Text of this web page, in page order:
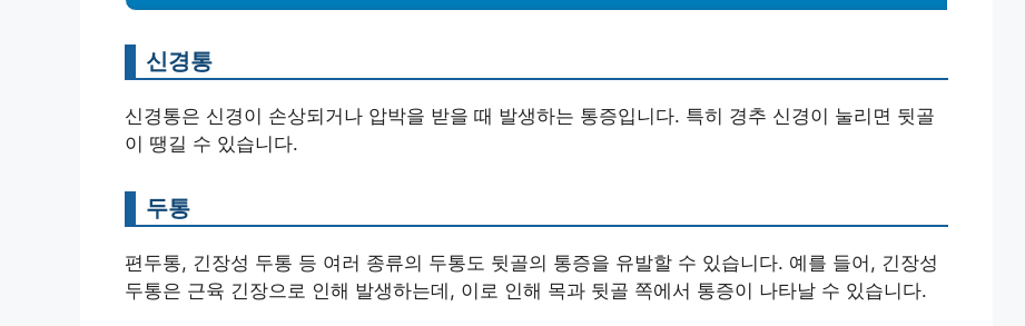
신경통
신경통은 신경이 손상되거나 압박을 받을 때 발생하는 통증입니다. 특히 경추 신경이 눌리면 뒷골
이 땡길 수 있습니다.
두통
편두통, 긴장성 두통 등 여러 종류의 두통도 뒷골의 통증을 유발할 수 있습니다. 예를 들어, 긴장성
두통은 근육 긴장으로 인해 발생하는데, 이로 인해 목과 뒷골 쪽에서 통증이 나타날 수 있습니다.